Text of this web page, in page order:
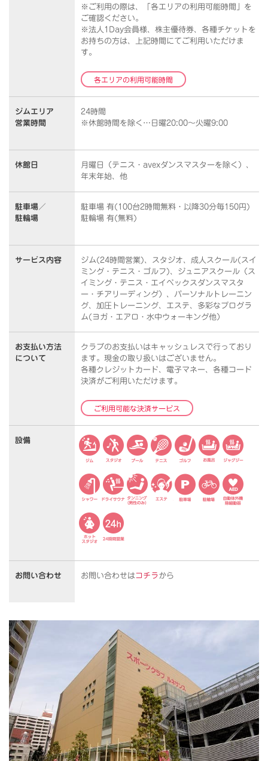
※ご利用の際は、「各エリアの利用可能時間」を
ご確認ください。
※法人1Day会員様、株主優待券、各種チケットを
お持ちの方は、上記時間にてご利用いただけま
す。
各エリアの利用可能時間
ジムエリア
営業時間
24時間
※休館時間を除く…日曜20:00～火曜9:00
休館日
月曜日（テニス・avexダンスマスターを除く）、
年末年始、他
駐車場／
駐輪場
駐車場 有(100台2時間無料・以降30分毎150円)
駐輪場 有(無料)
サービス内容
ジム(24時間営業)、スタジオ、成人スクール(スイ
ミング・テニス・ゴルフ)、ジュニアスクール（ス
イミング・テニス・エイベックスダンスマスタ
ー・チアリーディング）、パーソナルトレーニン
グ、加圧トレーニング、エステ、多彩なプログラ
ム(ヨガ・エアロ・水中ウォーキング他）
お支払い方法
について
クラブのお支払いはキャッシュレスで行っており
ます。 現金の取り扱いはございません。
各種クレジットカード、電子マネー、各種コード
決済がご利用いただけます。
ご利用可能な決済サービス
設備
お問い合わせ お問い合わせはコチラから